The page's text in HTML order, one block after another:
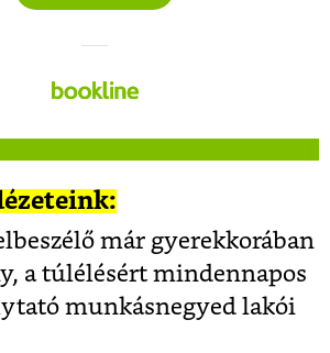
már gyerekkorában
a túlélésért mindennapos
munkásnegyed lakói